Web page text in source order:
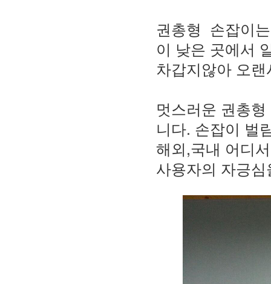
권총형 손잡이
이 낮은 곳에서
차갑지않아 오
멋스러운 권총
니다. 손잡이 벌
해외,국내 어디
사용자의 자긍